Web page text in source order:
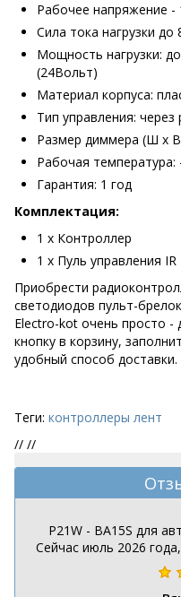
Рабочее напряжение -
Сила тока нагрузки до
Мощность нагрузки:
(24Вольт)
Материал корпуса:
Тип управления:
Размер диммера (Ш х
Рабочая температура:
Гарантия: 1 год
Комплектация:
1 х Контроллер
1 х Пуль управления IR
Приобрести
светодиодов пульт-
Electro-kot очень просто -
кнопку в корзину,
удобный способ доставки.
Теги: контроллеры лент
// //
P21W - BA15S для
Сейчас июль 2026